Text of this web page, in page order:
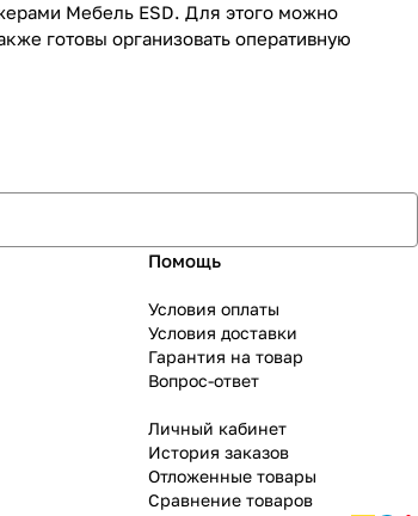
Мебель ESD. Для этого можно
готовы организовать оперативную
Помощь
Условия оплаты
Условия доставки
Гарантия на товар
Вопрос-ответ
Личный кабинет
История заказов
Отложенные товары
Сравнение товаров